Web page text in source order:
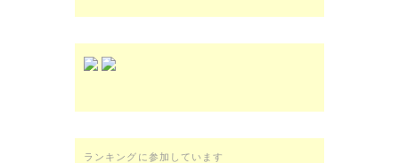
ランキングに参加しています